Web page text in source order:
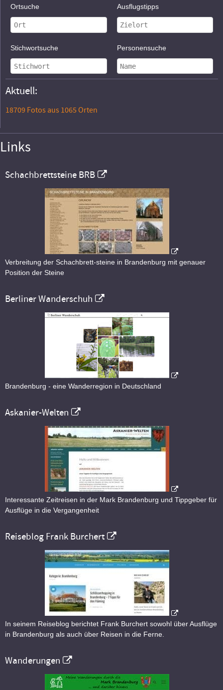
Ortsuche Ausflugstipps
Stichwortsuche Personensuche
Aktuell:
18709 Fotos aus 1065 Orten
Links
Schachbrettsteine BRB
Verbreitung der Schachbrett-steine in Brandenburg mit genauer
Position der Steine
Berliner Wanderschuh
Brandenburg - eine Wanderregion in Deutschland
Askanier-Welten
Interessante Zeitreisen in der Mark Brandenburg und Tippgeber für
Ausflüge in die Vergangenheit
Reiseblog Frank Burchert
In seinem Reiseblog berichtet Frank Burchert sowohl über Ausflüge
in Brandenburg als auch über Reisen in die Ferne.
Wanderungen